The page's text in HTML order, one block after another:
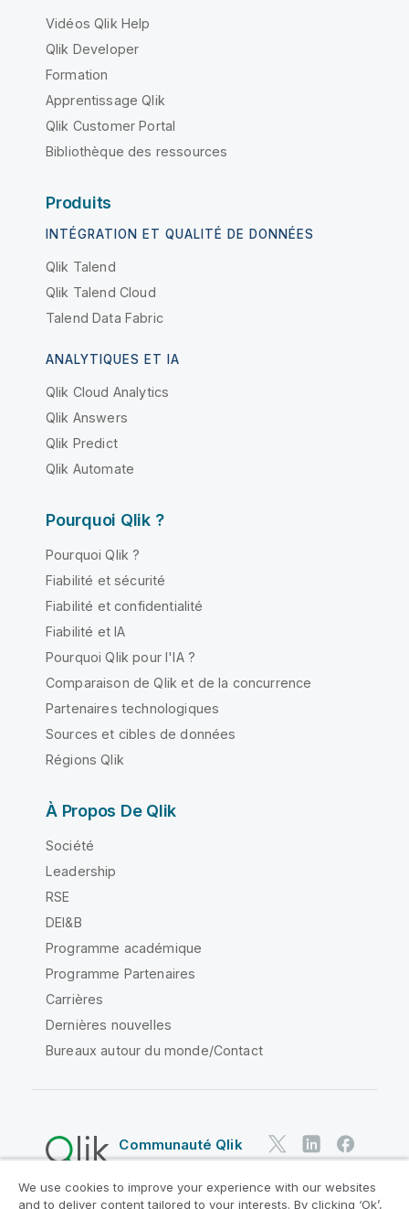
Vidéos Qlik Help
Qlik Developer
Formation
Apprentissage Qlik
Qlik Customer Portal
Bibliothèque des ressources
Produits
INTÉGRATION ET QUALITÉ DE DONNÉES
Qlik Talend
Qlik Talend Cloud
Talend Data Fabric
ANALYTIQUES ET IA
Qlik Cloud Analytics
Qlik Answers
Qlik Predict
Qlik Automate
Pourquoi Qlik ?
Pourquoi Qlik ?
Fiabilité et sécurité
Fiabilité et confidentialité
Fiabilité et IA
Pourquoi Qlik pour l'IA ?
Comparaison de Qlik et de la concurrence
Partenaires technologiques
Sources et cibles de données
Régions Qlik
À Propos De Qlik
Société
Leadership
RSE
DEI&B
Programme académique
Programme Partenaires
Carrières
Dernières nouvelles
Bureaux autour du monde/Contact
Communauté Qlik
Contrats juridiques
We use cookies to improve your experience with our websites
and to deliver content tailored to your interests. By clicking ‘Ok’,